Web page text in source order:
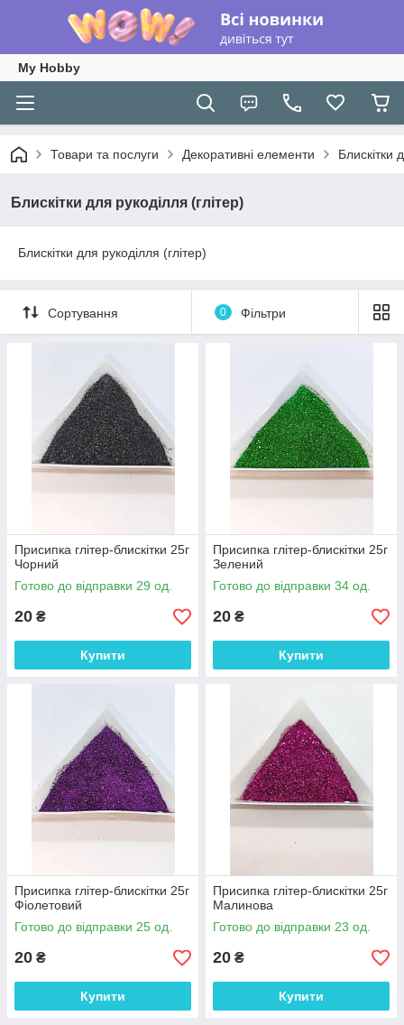
My Hobby
Товари та послуги Декоративні елементи Блискітки
Блискітки для рукоділля (глітер)
Блискітки для рукоділля (глітер)
Сортування 0 Фільтри
Присипка глітер-блискітки 25г
Чорний
Готово до відправки 29 од.
20 ₴
Купити
Присипка глітер-блискітки 25г
Зелений
Готово до відправки 34 од.
20 ₴
Купити
Присипка глітер-блискітки 25г
Фіолетовий
Готово до відправки 25 од.
20 ₴
Купити
Присипка глітер-блискітки 25г
Малинова
Готово до відправки 23 од.
20 ₴
Купити